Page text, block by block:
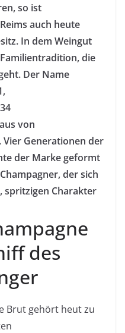
so ist
auch heute
In dem Weingut
Familientradition, die
Der Name
von
Vier Generationen der
der Marke geformt
der sich
spritzigen Charakter
des
Brut gehört heutzu